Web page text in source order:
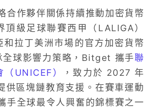
作夥伴關係持續推動加密貨幣
頂級足球聯賽西甲（LALIGA）
和拉丁美洲市場的官方加密貨幣
全球影響力策略，Bitget 攜手聯
UNICEF）
，致力於 2027 年
供區塊鏈教育支援。在賽車運動
全球最令人興奮的錦標賽之一